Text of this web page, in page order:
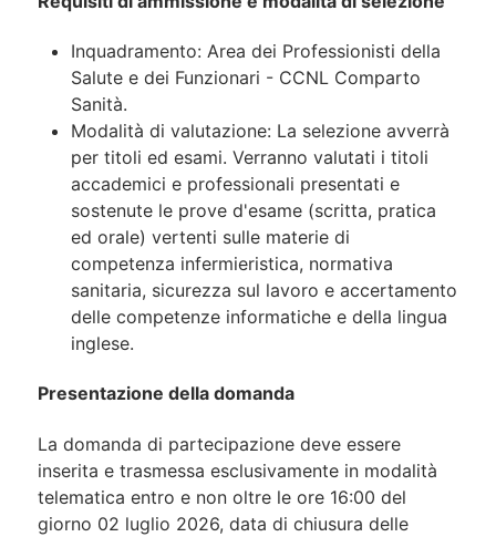
Inquadramento: Area dei Professionisti della
Salute e dei Funzionari - CCNL Comparto
Sanità.
Modalità di valutazione: La selezione avverrà
per titoli ed esami. Verranno valutati i titoli
accademici e professionali presentati e
sostenute le prove d'esame (scritta, pratica
ed orale) vertenti sulle materie di
competenza infermieristica, normativa
sanitaria, sicurezza sul lavoro e accertamento
delle competenze informatiche e della lingua
inglese.
Presentazione della domanda
La domanda di partecipazione deve essere
inserita e trasmessa esclusivamente in modalità
telematica entro e non oltre le ore 16:00 del
giorno 02 luglio 2026, data di chiusura delle